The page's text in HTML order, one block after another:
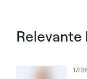
Relevante
17/